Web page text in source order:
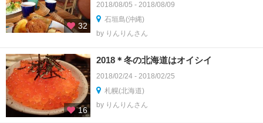
32
2018/08/05 - 2018/08/09
石垣島(沖縄)
by りんりんさん
16
2018＊冬の北海道はオイシイ
2018/02/24 - 2018/02/25
札幌(北海道)
by りんりんさん